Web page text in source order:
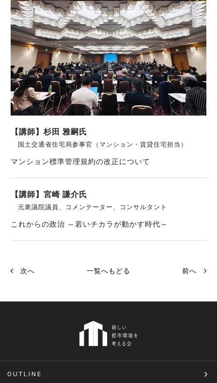
【講師】杉田 雅嗣氏
国土交通省住宅局参事官（マンション・賃貸住宅担当）
マンション標準管理規約の改正について
【講師】宮崎 謙介氏
元衆議院議員、コメンテーター、コンサルタント
これからの政治 ～若いチカラが動かす時代～
次へ 一覧へもどる 前へ
OUTLINE